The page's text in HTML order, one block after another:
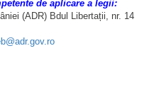
de aplicare a legii:
(ADR) Bdul Libertații, nr. 14